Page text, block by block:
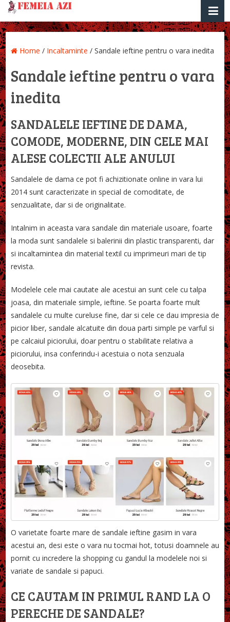
Home / Incaltaminte / Sandale ieftine pentru o vara inedita
Sandale ieftine pentru o vara
inedita
SANDALELE IEFTINE DE DAMA,
COMODE, MODERNE, DIN CELE MAI
ALESE COLECTII ALE ANULUI
Sandalele de dama ce pot fi achizitionate online in vara lui
2014 sunt caracterizate in special de comoditate, de
senzualitate, dar si de originalitate.
Intalnim in aceasta vara sandale din materiale usoare, foarte
la moda sunt sandalele si balerinii din plastic transparenti, dar
si incaltamintea din material textil cu imprimeuri mari de tip
revista.
Modelele cele mai cautate ale acestui an sunt cele cu talpa
joasa, din materiale simple, ieftine. Se poarta foarte mult
sandalele cu multe cureluse fine, dar si cele ce dau impresia de
picior liber, sandale alcatuite din doua parti simple pe varful si
pe calcaiul piciorului, doar pentru o stabilitate relativa a
piciorului, insa conferindu-i acestuia o nota senzuala
deosebita.
O varietate foarte mare de sandale ieftine gasim in vara
acestui an, desi este o vara nu tocmai hot, totusi doamnele au
pornit cu incredere la shopping cu gandul la modelele noi si
variate de sandale si papuci.
CE CAUTAM IN PRIMUL RAND LA O
PERECHE DE SANDALE?